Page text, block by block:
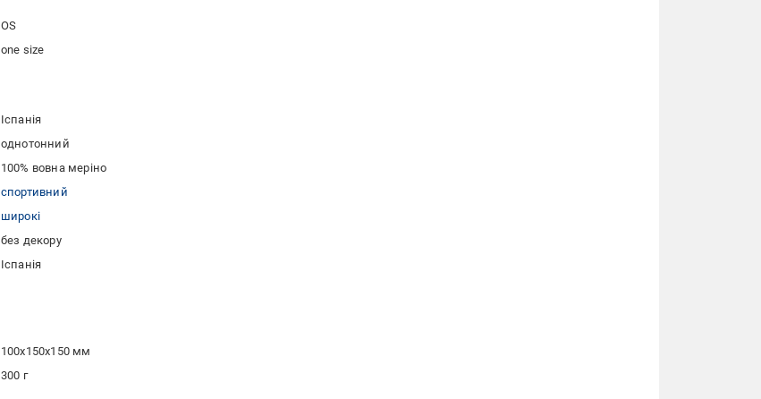
OS
one size
Іспанія
однотонний
100% вовна меріно
спортивний
широкі
без декору
Іспанія
100x150x150 мм
300 г